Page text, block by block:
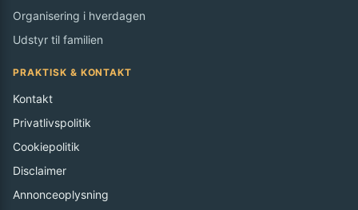
Organisering i hverdagen
Udstyr til familien
PRAKTISK & KONTAKT
Kontakt
Privatlivspolitik
Cookiepolitik
Disclaimer
Annonceoplysning